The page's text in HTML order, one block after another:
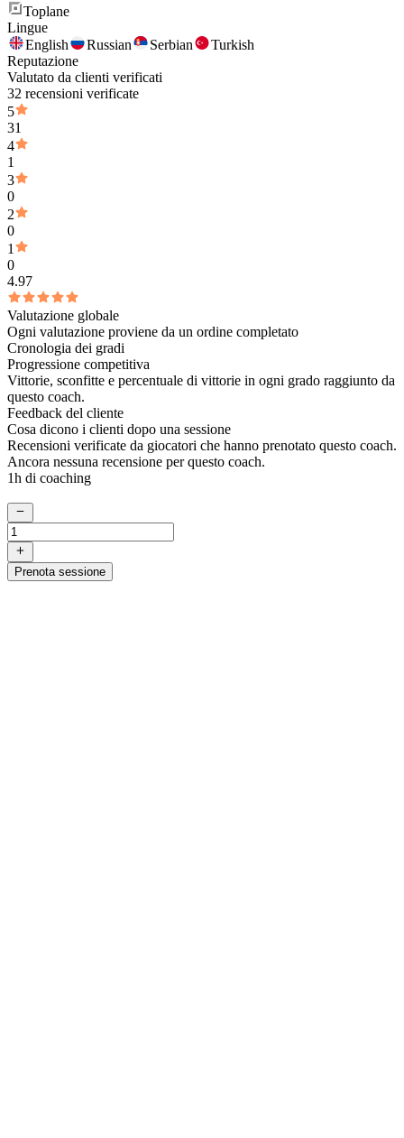
Toplane
Lingue
English
Russian Serbian
Turkish
Reputazione
Valutato da clienti verificati
32 recensioni verificate
5
31
4
1
3
0
2
0
1
0
4.97
Valutazione globale
Ogni valutazione proviene da un ordine completato
Cronologia dei gradi
Progressione competitiva
Vittorie, sconfitte e percentuale di vittorie in ogni grado raggiunto da
questo coach.
Feedback del cliente
Cosa dicono i clienti dopo una sessione
Recensioni verificate da giocatori che hanno prenotato questo coach.
Ancora nessuna recensione per questo coach.
1h di coaching
Prenota sessione